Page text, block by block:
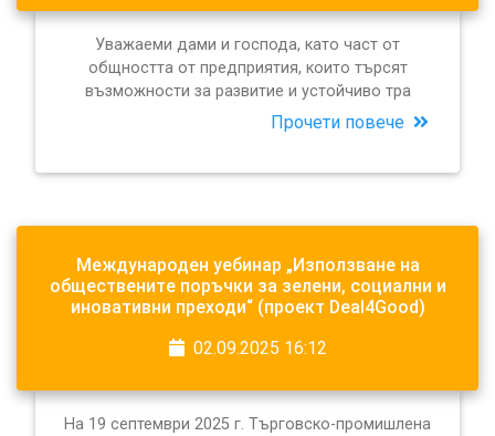
Уважаеми дами и господа, като част от
общността от предприятия, които търсят
възможности за развитие и устойчиво тра
Прочети повече
Международен уебинар „Използване на
обществените поръчки за зелени, социални и
иновативни преходи“ (проект Deal4Good)
02.09.2025 16:12
На 19 септември 2025 г. Търговско-промишлена